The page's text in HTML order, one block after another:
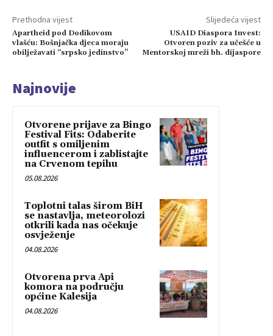
Prethodna vijest
Apartheid pod Dodikovom
vlašću: Bošnjačka djeca moraju
obilježavati “srpsko jedinstvo”
Slijedeća vijest
USAID Diaspora Invest:
Otvoren poziv za učešće u
Mentorskoj mreži bh. dijaspore
Najnovije
Otvorene prijave za Bingo
Festival Fits: Odaberite
outfit s omiljenim
influencerom i zablistajte
na Crvenom tepihu
05.08.2026
Toplotni talas širom BiH
se nastavlja, meteorolozi
otkrili kada nas očekuje
osvježenje
04.08.2026
Otvorena prva Api
komora na području
općine Kalesija
04.08.2026